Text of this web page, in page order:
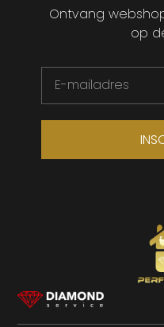
Ontvang
op